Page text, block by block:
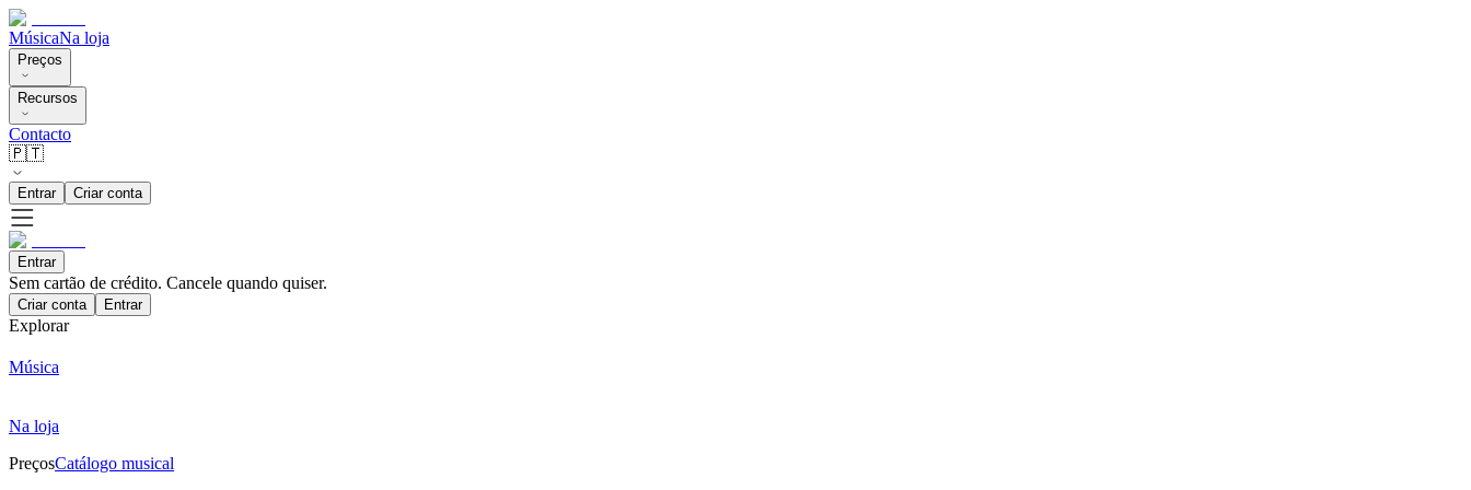
MúsicaNa loja
Preços
Recursos
Contacto
🇵🇹
Entrar Criar conta
Entrar
Sem cartão de crédito. Cancele quando quiser.
Criar conta Entrar
Explorar
Música
Na loja
PreçosCatálogo musical